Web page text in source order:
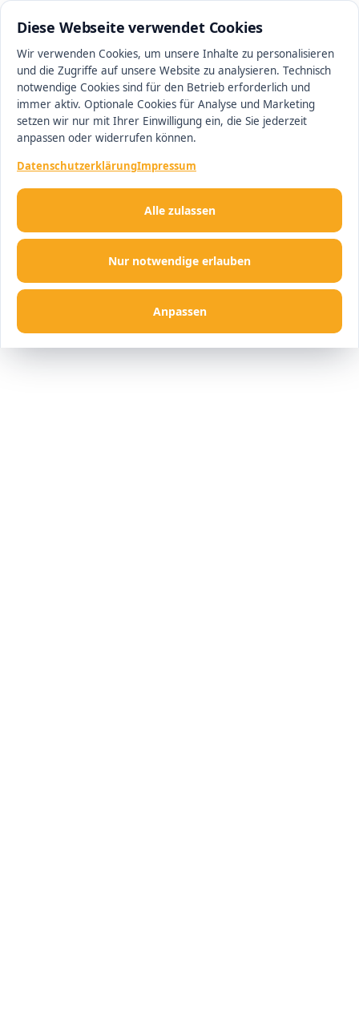
Diese Webseite verwendet Cookies
Wir verwenden Cookies, um unsere Inhalte zu personalisieren
und die Zugriffe auf unsere Website zu analysieren. Technisch
notwendige Cookies sind für den Betrieb erforderlich und
immer aktiv. Optionale Cookies für Analyse und Marketing
setzen wir nur mit Ihrer Einwilligung ein, die Sie jederzeit
anpassen oder widerrufen können.
DatenschutzerklärungImpressum
Nur notwendige erlauben
Anpassen
Alle zulassen